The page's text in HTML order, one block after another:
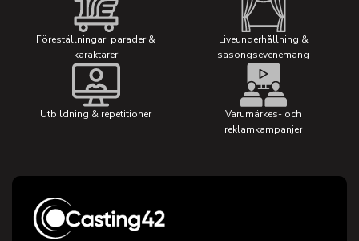
Föreställningar, parader &
karaktärer
Liveunderhållning &
säsongsevenemang
Utbildning & repetitioner
Varumärkes- och
reklamkampanjer